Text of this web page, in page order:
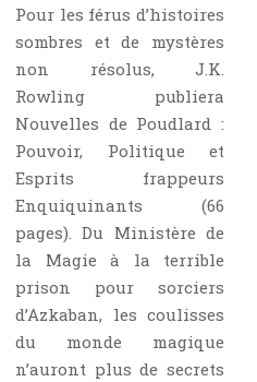
Pour les férus d’histoires
sombres et de mystères
non résolus, J.K.
Rowling publiera
Nouvelles de Poudlard :
Pouvoir, Politique et
Esprits frappeurs
Enquiquinants (66
pages). Du Ministère de
la Magie à la terrible
prison pour sorciers
d’Azkaban, les coulisses
du monde magique
n’auront plus de secrets